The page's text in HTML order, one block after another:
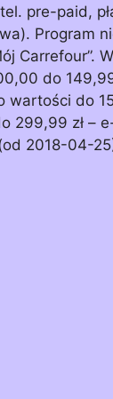
pre-paid,
Program
Carrefour”.
do
wartości do
299,99 zł –
2018-04-